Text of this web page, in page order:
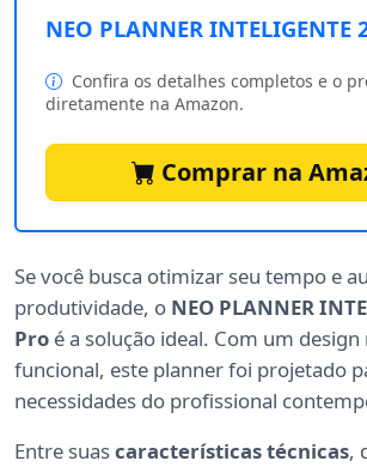
NEO PLANNER INTELIGENTE
Confira os detalhes completos e o
diretamente na Amazon.
Comprar na
Se você busca otimizar seu tempo e
produtividade, o NEO PLANNER
Pro é a solução ideal. Com um
funcional, este planner foi projetado
necessidades do profissional
Entre suascaracterísticas técnicas,